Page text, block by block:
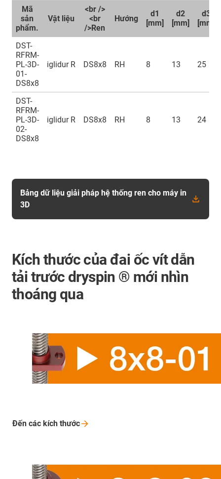
Mã
sản
phẩm.
Vật liệu
<br />
<br
/>Ren
Hướng
d1
[mm]
d2
[mm]
d3
[mm]
DST-
RFRM-
PL-3D-
01-
DS8x8
iglidur R DS8x8 RH 8 13 25
DST-
RFRM-
PL-3D-
02-
DS8x8
iglidur R DS8x8 RH 8 13 24
Bảng dữ liệu giải pháp hệ thống ren cho máy in
3D
Kích thước của đai ốc vít dẫn
tải trước dryspin ® mới nhìn
thoáng qua
Đến các kích thước